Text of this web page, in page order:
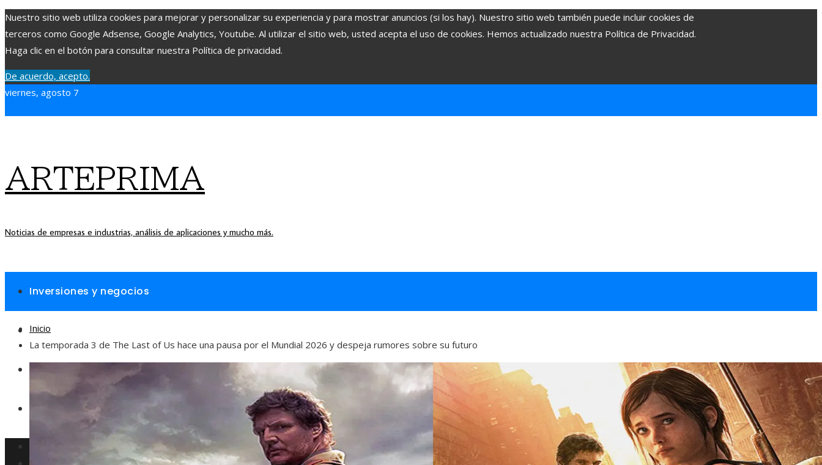
Nuestro sitio web utiliza cookies para mejorar y personalizar su experiencia y para mostrar anuncios (si los hay). Nuestro sitio web también puede incluir cookies de
terceros como Google Adsense, Google Analytics, Youtube. Al utilizar el sitio web, usted acepta el uso de cookies. Hemos actualizado nuestra Política de Privacidad.
Haga clic en el botón para consultar nuestra Política de privacidad.
De acuerdo, acepto.
viernes, agosto 7
ARTEPRIMA
Noticias de empresas e industrias, análisis de aplicaciones y mucho más.
Inversiones y negocios
Responsabilidad social
Cultura y ocio
Ciencia y tecnología
Inversiones y negocios
Inicio
La temporada 3 de The Last of Us hace una pausa por el Mundial 2026 y despeja rumores sobre su futuro